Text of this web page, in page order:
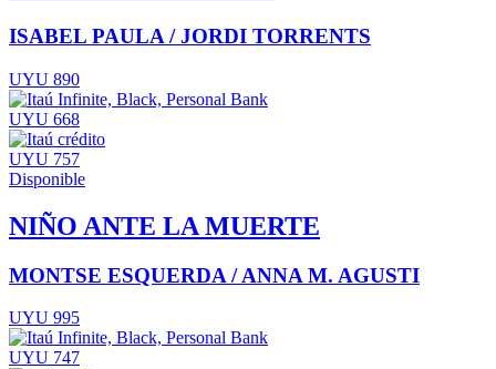
ISABEL PAULA / JORDI TORRENTS
UYU 890
UYU 668
UYU 757
Disponible
NIÑO ANTE LA MUERTE
MONTSE ESQUERDA / ANNA M. AGUSTI
UYU 995
UYU 747